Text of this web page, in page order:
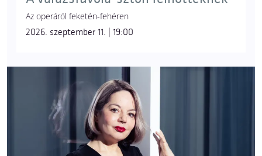
Az operáról feketén-fehéren
2026. szeptember 11. | 19:00